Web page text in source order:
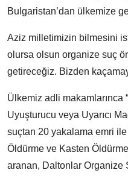
Bulgaristan’dan ülkemize
Aziz milletimizin bilmesini
olursa olsun organize suç
getireceğiz. Bizden
Ülkemiz adli makamlarınca
Uyuşturucu veya Uyarıcı
suçtan 20 yakalama emri ile
Öldürme ve Kasten
aranan, Daltonlar Organize